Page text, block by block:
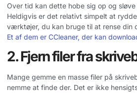
Over tid kan dette hobe sig op og
Heldigvis er det relativt simpelt at
værktøjer, du kan bruge til at rense din
Et af dem er CCleaner, der kan
2. Fjern filer fra
Mange gemme en masse filer på
nemme at finde der. Det er ikke